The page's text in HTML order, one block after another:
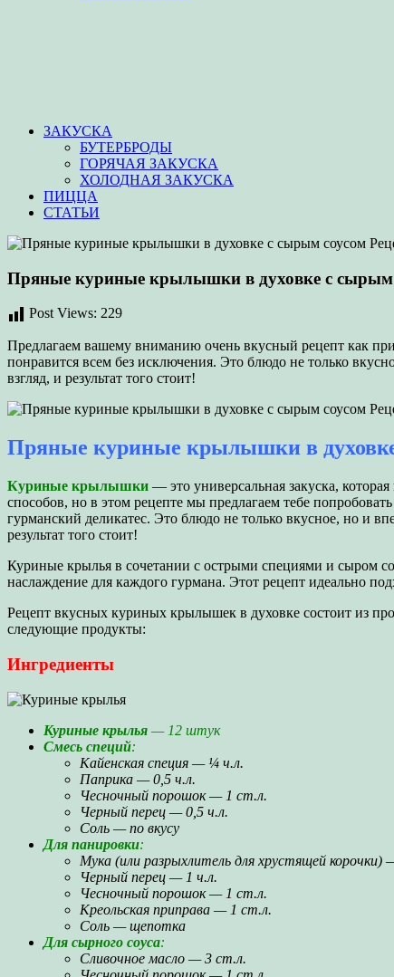
ЗАКУСКА
БУТЕРБРОДЫ
ГОРЯЧАЯ ЗАКУСКА
ХОЛОДНАЯ ЗАКУСКА
ПИЦЦА
СТАТЬИ
Пряные куриные крылышки в духовке с сырым
Post Views: 229
Предлагаем вашему вниманию очень вкусный рецепт как
понравится всем без исключения. Это блюдо не только
взгляд, и результат того стоит!
Пряные куриные крылышки в
Куриные крылышки — это универсальная закуска,
способов, но в этом рецепте мы предлагаем тебе
гурманский деликатес. Это блюдо не только вкусное, но и
результат того стоит!
Куриные крылья в сочетании с острыми специями и сыром
наслаждение для каждого гурмана. Этот рецепт идеально
Рецепт вкусных куриных крылышек в духовке состоит из
следующие продукты:
Ингредиенты
Куриные крылья — 12 штук
Смесь специй:
Кайенская специя — ¼ ч.л.
Паприка — 0,5 ч.л.
Чесночный порошок — 1 ст.л.
Черный перец — 0,5 ч.л.
Соль — по вкусу
Для панировки:
Мука (или разрыхлитель для хрустящей корочки)
Черный перец — 1 ч.л.
Чесночный порошок — 1 ст.л.
Креольская приправа — 1 ст.л.
Соль — щепотка
Для сырного соуса:
Сливочное масло — 3 ст.л.